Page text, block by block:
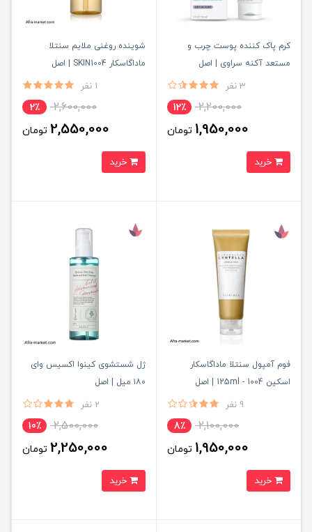
کرم پاک کننده پوست چرب و
مستعد آکنه سراوی | اصل
3 نفر
2,200,000 12٪
1,950,000 تومان
شوینده روغنی ملایم سنتلا
ماداگاسکار SKIN1004 | اصل
1 نفر
2,600,000 2٪
2,550,000 تومان
فوم آمپول سنتلا ماداگاسکار
اسکین 1004 - 125ml | اصل
9 نفر
2,100,000 8٪
1,950,000 تومان
ژل شستشوی کینوا اکسیس وای
۱۸۰ میل | اصل
2 نفر
2,500,000 10٪
2,250,000 تومان